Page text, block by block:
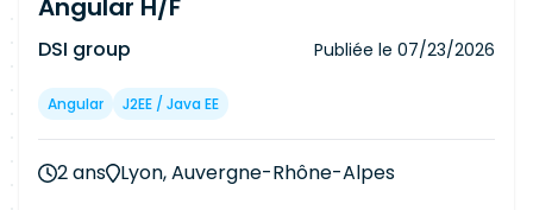
performance et la maintenabilité du code.
Optimiser les performances applicatives et la
revues de code et aux bonnes pratiques de
technique associée aux développements.
Angular H/F
DSI group Publiée le 07/23/2026
Angular J2EE / Java EE
2 ans Lyon, Auvergne-Rhône-Alpes